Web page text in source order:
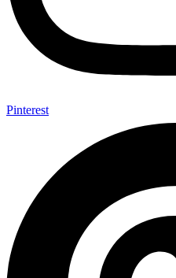
Pinterest